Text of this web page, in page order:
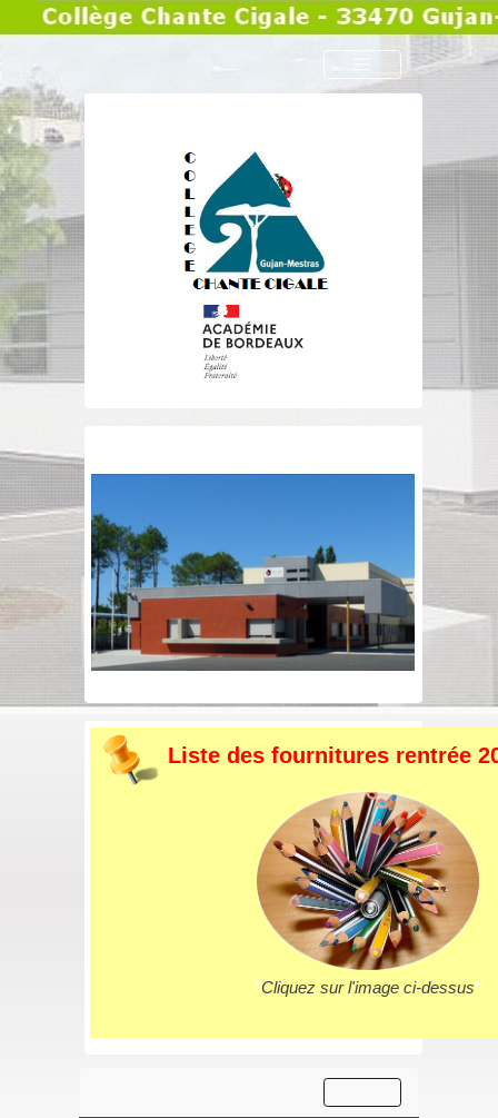
Liste des fournitures rentrée
*Cliquez sur l'image ci-dessus*